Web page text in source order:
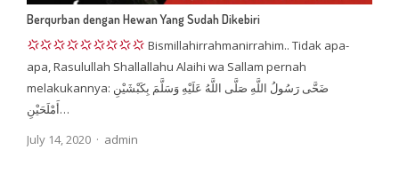
Berqurban dengan Hewan Yang Sudah Dikebiri
Bismillahirrahmanirrahim.. Tidak apa-
apa, Rasulullah Shallallahu Alaihi wa Sallam pernah
melakukannya: ضَحَّى رَسُولُ اللَّهِ صَلَّى اللَّهُ عَلَيْهِ وَسَلَّمَ بِكَبْشَيْنِ
أَمْلَحَيْنِ…
July 14, 2020
Author
admin